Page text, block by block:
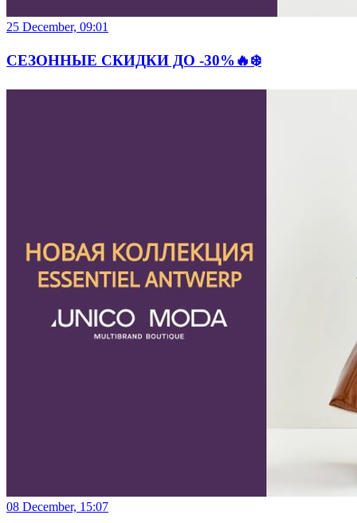
25 December, 09:01
СЕЗОННЫЕ СКИДКИ ДО -30%🔥❄️
08 December, 15:07